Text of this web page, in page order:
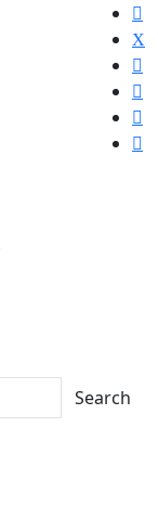
Search